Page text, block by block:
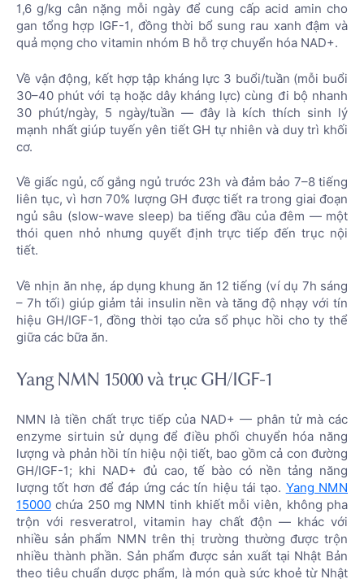
1,6 g/kg cân nặng mỗi ngày để cung cấp acid amin cho
gan tổng hợp IGF-1, đồng thời bổ sung rau xanh đậm và
quả mọng cho vitamin nhóm B hỗ trợ chuyển hóa NAD+.
Về vận động, kết hợp tập kháng lực 3 buổi/tuần (mỗi buổi
30–40 phút với tạ hoặc dây kháng lực) cùng đi bộ nhanh
30 phút/ngày, 5 ngày/tuần — đây là kích thích sinh lý
mạnh nhất giúp tuyến yên tiết GH tự nhiên và duy trì khối
cơ.
Về giấc ngủ, cố gắng ngủ trước 23h và đảm bảo 7–8 tiếng
liên tục, vì hơn 70% lượng GH được tiết ra trong giai đoạn
ngủ sâu (slow-wave sleep) ba tiếng đầu của đêm — một
thói quen nhỏ nhưng quyết định trực tiếp đến trục nội
tiết.
Về nhịn ăn nhẹ, áp dụng khung ăn 12 tiếng (ví dụ 7h sáng
– 7h tối) giúp giảm tải insulin nền và tăng độ nhạy với tín
hiệu GH/IGF-1, đồng thời tạo cửa sổ phục hồi cho ty thể
giữa các bữa ăn.
Yang NMN 15000 và trục GH/IGF-1
NMN là tiền chất trực tiếp của NAD+ — phân tử mà các
enzyme sirtuin sử dụng để điều phối chuyển hóa năng
lượng và phản hồi tín hiệu nội tiết, bao gồm cả con đường
GH/IGF-1; khi NAD+ đủ cao, tế bào có nền tảng năng
lượng tốt hơn để đáp ứng các tín hiệu tái tạo. Yang NMN
15000 chứa 250 mg NMN tinh khiết mỗi viên, không pha
trộn với resveratrol, vitamin hay chất độn — khác với
nhiều sản phẩm NMN trên thị trường thường được trộn
nhiều thành phần. Sản phẩm được sản xuất tại Nhật Bản
theo tiêu chuẩn dược phẩm, là món quà sức khoẻ từ Nhật